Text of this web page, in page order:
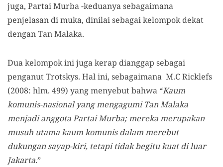
juga, Partai Murba -keduanya sebagaimana
penjelasan di muka, dinilai sebagai kelompok dekat
dengan Tan Malaka.
Dua kelompok ini juga kerap dianggap sebagai
penganut Trotskys. Hal ini, sebagaimana M.C Ricklefs
(2008: hlm. 499) yang menyebut bahwa “Kaum
komunis-nasional yang mengagumi Tan Malaka
menjadi anggota Partai Murba; mereka merupakan
musuh utama kaum komunis dalam merebut
dukungan sayap-kiri, tetapi tidak begitu kuat di luar
Jakarta.”